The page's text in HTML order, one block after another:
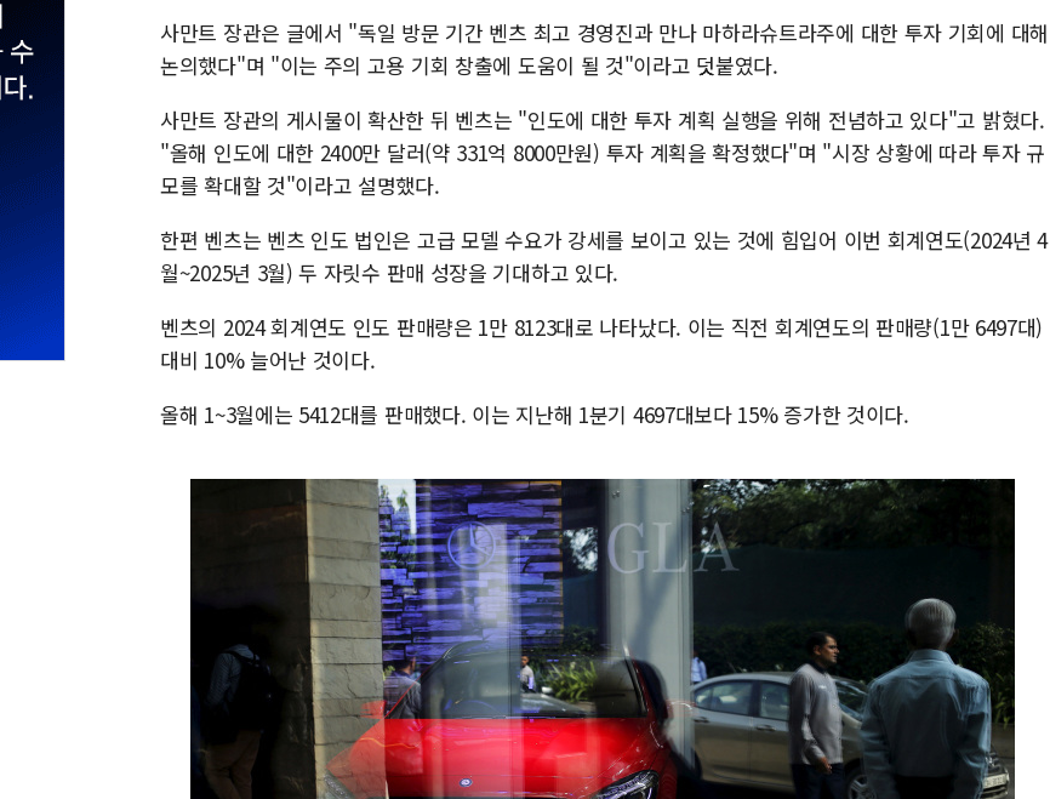
사만트 장관은 글에서 "독일 방문 기간 벤츠 최고 경영진과 만나 마하라슈트라주에 대한 투자 기회에 대해
논의했다"며 "이는 주의 고용 기회 창출에 도움이 될 것"이라고 덧붙였다.
사만트 장관의 게시물이 확산한 뒤 벤츠는 "인도에 대한 투자 계획 실행을 위해 전념하고 있다"고 밝혔다.
"올해 인도에 대한 2400만 달러(약 331억 8000만원) 투자 계획을 확정했다"며 "시장 상황에 따라 투자 규
모를 확대할 것"이라고 설명했다.
한편 벤츠는 벤츠 인도 법인은 고급 모델 수요가 강세를 보이고 있는 것에 힘입어 이번 회계연도(2024년 4
월~2025년 3월) 두 자릿수 판매 성장을 기대하고 있다.
벤츠의 2024 회계연도 인도 판매량은 1만 8123대로 나타났다. 이는 직전 회계연도의 판매량(1만 6497대)
대비 10% 늘어난 것이다.
올해 1~3월에는 5412대를 판매했다. 이는 지난해 1분기 4697대보다 15% 증가한 것이다.